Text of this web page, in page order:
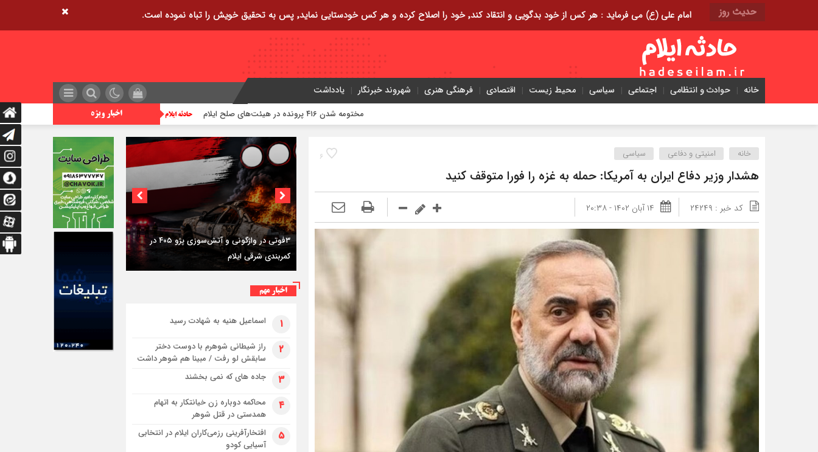
حدیث روز امام علی (ع) می فرماید : هر کس از خود بدگویی و انتقاد کند٬ خود را اصلاح کرده و هر کس خودستایی نماید٬ پس به تحقیق خویش را تباه نموده است.
خانه حوادث و انتظامی اجتماعی سیاسی محیط زیست اقتصادی فرهنگی هنری شهروند خبرنگار یادداشت
اخبار ویژه مختومه شدن ۴۱۶ پرونده در هیئت‌های صلح ایلام زمین‌لرزه ۴/۲ ریشتری دره شهر را لرزاند
۶ خانه امنیتی و دفاعی سیاسی
هشدار وزیر دفاع ایران به آمریکا: حمله به غزه را فورا متوقف کنید
کد خبر : ۲۴۲۴۹ ۱۴ آبان ۱۴۰۲ - ۲۰:۳۸
۳فوتی در واژگونی و آتش‌سوزی پژو ۴۰۵ در
کمربندی شرقی ایلام
اخبار مهم
۱ اسماعیل هنیه به شهادت رسید
۲
راز شیطانی شوهرم با دوست دختر
سابقش لو رفت / مبینا هم شوهر داشت
۳ جاده های که نمی بخشند
۴
محاکمه دوباره زن خیانتکار به اتهام
همدستی در قتل شوهر
۵
افتخارآفرینی رزمی‌کاران ایلام در انتخابی
آسیایی کودو